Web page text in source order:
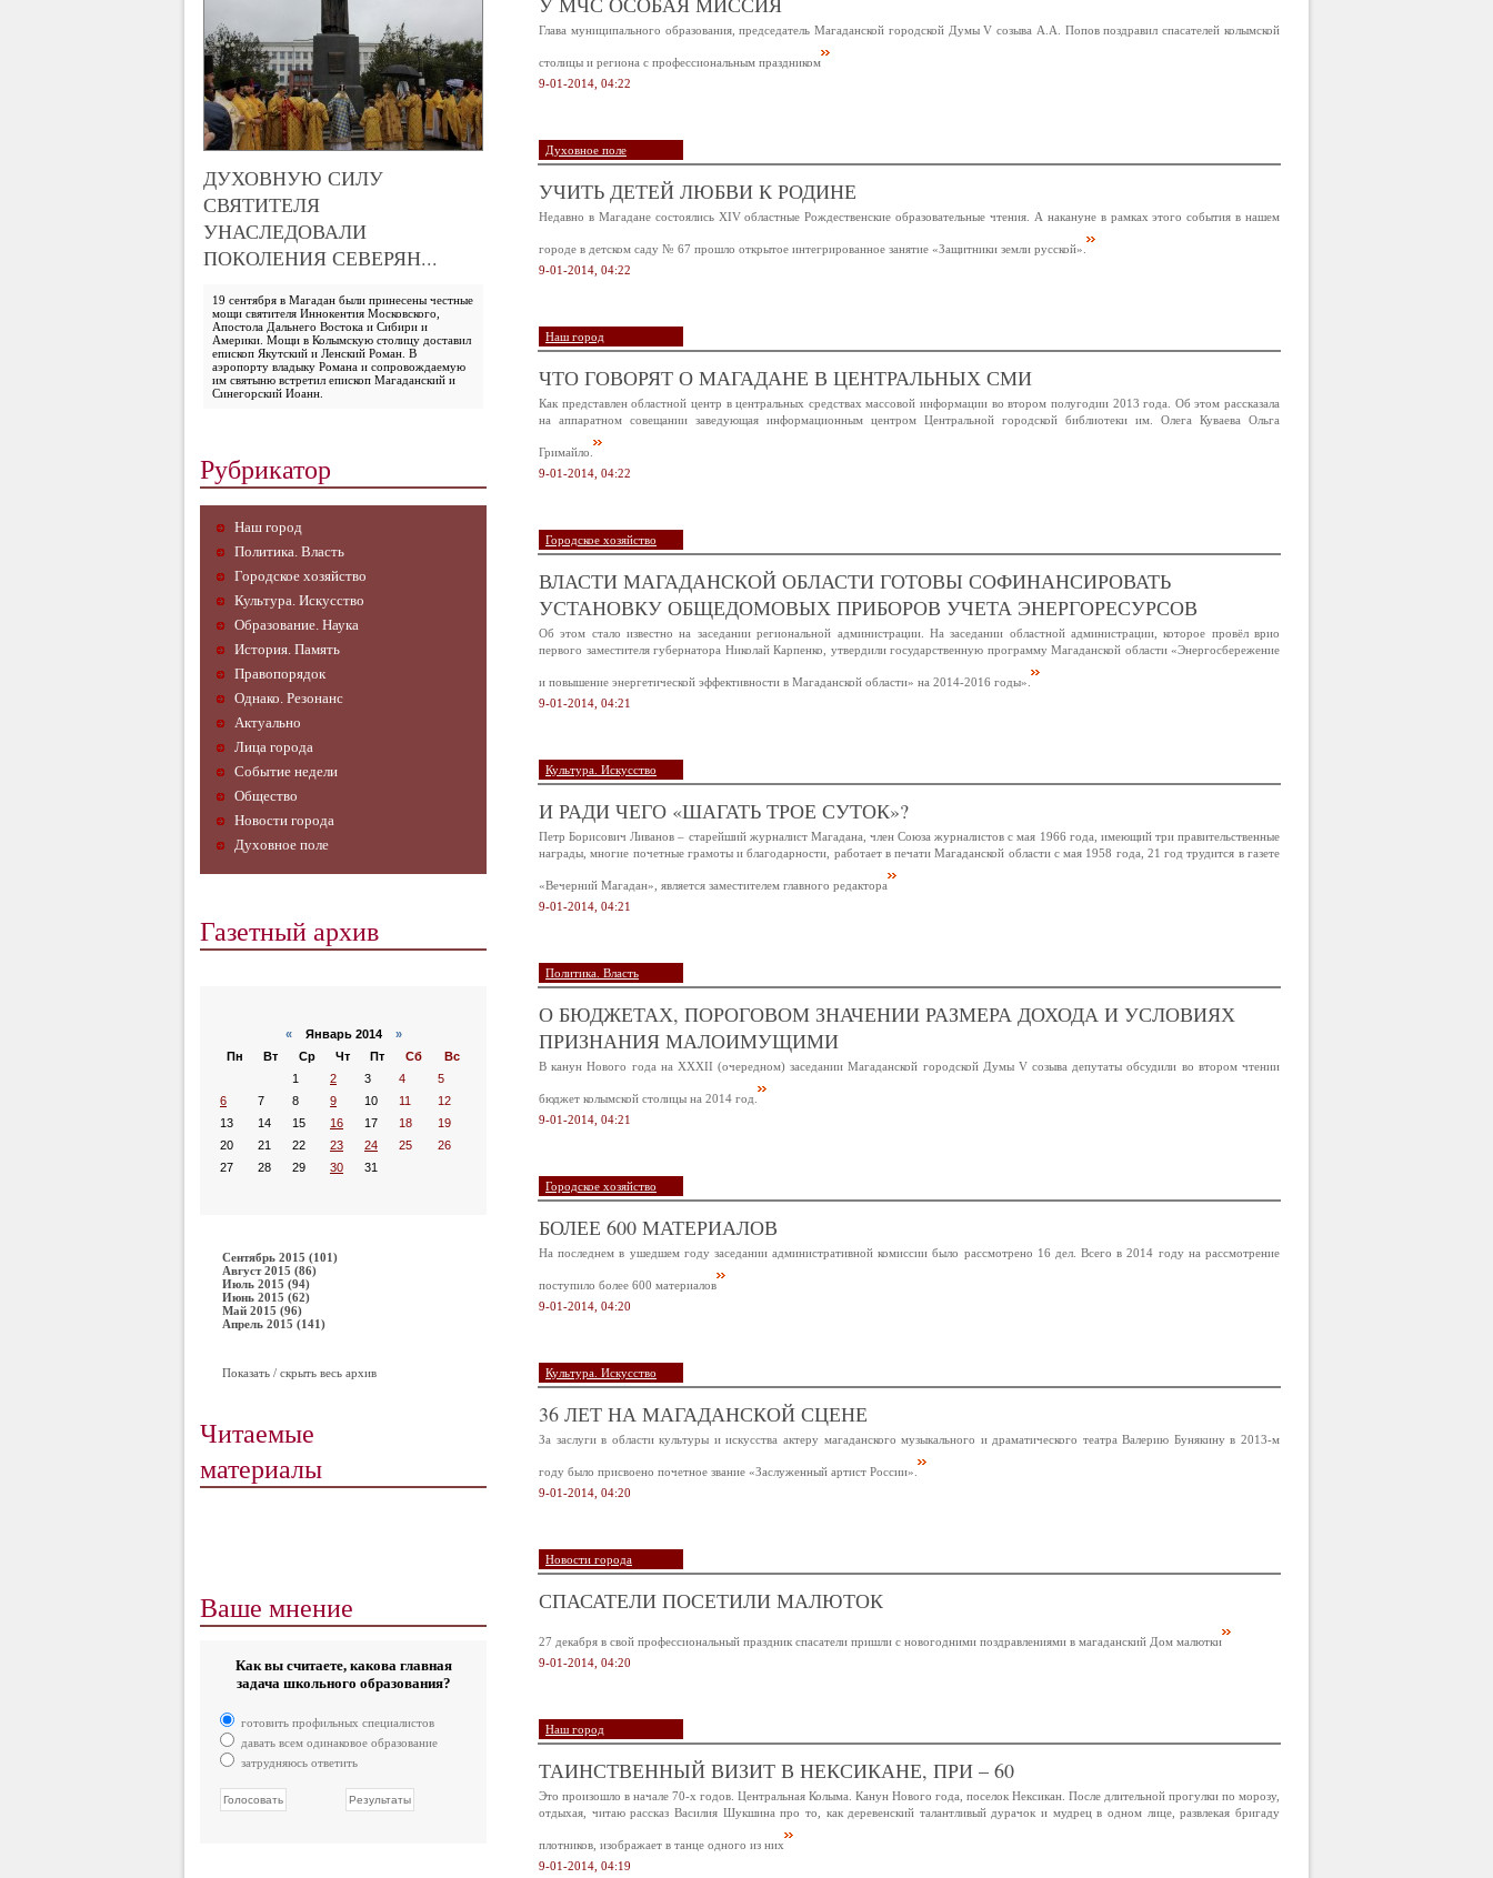
ДУХОВНУЮ СИЛУ
СВЯТИТЕЛЯ
УНАСЛЕДОВАЛИ
ПОКОЛЕНИЯ СЕВЕРЯН...
19 сентября в Магадан были принесены честные
мощи святителя Иннокентия Московского,
Апостола Дальнего Востока и Сибири и
Америки. Мощи в Колымскую столицу доставил
епископ Якутский и Ленский Роман. В
аэропорту владыку Романа и сопровождаемую
им святыню встретил епископ Магаданский и
Синегорский Иоанн.
Рубрикатор
Наш город
Политика. Власть
Городское хозяйство
Культура. Искусство
Образование. Наука
История. Память
Правопорядок
Однако. Резонанс
Актуально
Лица города
Событие недели
Общество
Новости города
Духовное поле
Газетный архив
«Январь 2014 »
Пн
Вт Ср Чт Пт Сб
Вс
1
2 3 4
5
6
7 8 9 10 11
12
13
14 15 16 17 18
19
20
21 22 23 24 25
26
27
28 29 30 31
Сентябрь 2015 (101)
Август 2015 (86)
Июль 2015 (94)
Июнь 2015 (62)
Май 2015 (96)
Апрель 2015 (141)
Показать / скрыть весь архив
Читаемые
материалы
Ваше мнение
Как вы считаете, какова главная
задача школьного образования?
готовить профильных специалистов
давать всем одинаковое образование
затрудняюсь ответить
Глава муниципального образования, председатель Магаданской городской Думы V созыва А.А. Попов поздравил спасателей колымской
столицы и региона с профессиональным праздником
9-01-2014, 04:22
Духовное поле
УЧИТЬ ДЕТЕЙ ЛЮБВИ К РОДИНЕ
Недавно в Магадане состоялись XIV областные Рождественские образовательные чтения. А накануне в рамках этого события в нашем
городе в детском саду № 67 прошло открытое интегрированное занятие «Защитники земли русской».
9-01-2014, 04:22
Наш город
ЧТО ГОВОРЯТ О МАГАДАНЕ В ЦЕНТРАЛЬНЫХ СМИ
Как представлен областной центр в центральных средствах массовой информации во втором полугодии 2013 года. Об этом рассказала
на аппаратном совещании заведующая информационным центром Центральной городской библиотеки им. Олега Куваева Ольга
Гримайло.
9-01-2014, 04:22
Городское хозяйство
ВЛАСТИ МАГАДАНСКОЙ ОБЛАСТИ ГОТОВЫ СОФИНАНСИРОВАТЬ
УСТАНОВКУ ОБЩЕДОМОВЫХ ПРИБОРОВ УЧЕТА ЭНЕРГОРЕСУРСОВ
Об этом стало известно на заседании региональной администрации. На заседании областной администрации, которое провёл врио
первого заместителя губернатора Николай Карпенко, утвердили государственную программу Магаданской области «Энергосбережение
и повышение энергетической эффективности в Магаданской области» на 2014-2016 годы».
9-01-2014, 04:21
Культура. Искусство
И РАДИ ЧЕГО «ШАГАТЬ ТРОЕ СУТОК»?
Петр Борисович Ливанов – старейший журналист Магадана, член Союза журналистов с мая 1966 года, имеющий три правительственные
награды, многие почетные грамоты и благодарности, работает в печати Магаданской области с мая 1958 года, 21 год трудится в газете
«Вечерний Магадан», является заместителем главного редактора
9-01-2014, 04:21
Политика. Власть
О БЮДЖЕТАХ, ПОРОГОВОМ ЗНАЧЕНИИ РАЗМЕРА ДОХОДА И УСЛОВИЯХ
ПРИЗНАНИЯ МАЛОИМУЩИМИ
В канун Нового года на XXXII (очередном) заседании Магаданской городской Думы V созыва депутаты обсудили во втором чтении
бюджет колымской столицы на 2014 год.
9-01-2014, 04:21
Городское хозяйство
БОЛЕЕ 600 МАТЕРИАЛОВ
На последнем в ушедшем году заседании административной комиссии было рассмотрено 16 дел. Всего в 2014 году на рассмотрение
поступило более 600 материалов
9-01-2014, 04:20
Культура. Искусство
36 ЛЕТ НА МАГАДАНСКОЙ СЦЕНЕ
За заслуги в области культуры и искусства актеру магаданского музыкального и драматического театра Валерию Бунякину в 2013-м
году было присвоено почетное звание «Заслуженный артист России».
9-01-2014, 04:20
Новости города
СПАСАТЕЛИ ПОСЕТИЛИ МАЛЮТОК
27 декабря в свой профессиональный праздник спасатели пришли с новогодними поздравлениями в магаданский Дом малютки
9-01-2014, 04:20
Наш город
ТАИНСТВЕННЫЙ ВИЗИТ В НЕКСИКАНЕ, ПРИ – 60
Это произошло в начале 70-х годов. Центральная Колыма. Канун Нового года, поселок Нексикан. После длительной прогулки по морозу,
отдыхая, читаю рассказ Василия Шукшина про то, как деревенский талантливый дурачок и мудрец в одном лице, развлекая бригаду
плотников, изображает в танце одного из них
9-01-2014, 04:19